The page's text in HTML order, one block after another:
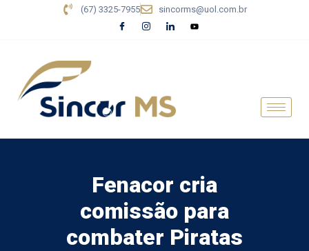
(67) 3325-7955 sincorms@uol.com.br
Fenacor cria
comissão para
combater Piratas